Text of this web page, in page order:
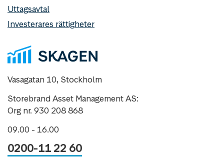
Uttagsavtal
Investerares rättigheter
Vasagatan 10, Stockholm
Storebrand Asset Management AS:
Org nr. 930 208 868
09.00 - 16.00
0200-11 22 60